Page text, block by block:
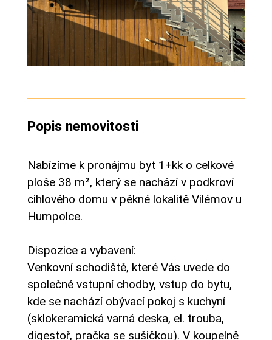
Popis nemovitosti
Nabízíme k pronájmu byt 1+kk o celkové
ploše 38 m², který se nachází v podkroví
cihlového domu v pěkné lokalitě Vilémov u
Humpolce.
Dispozice a vybavení:
Venkovní schodiště, které Vás uvede do
společné vstupní chodby, vstup do bytu,
kde se nachází obývací pokoj s kuchyní
(sklokeramická varná deska, el. trouba,
digestoř, pračka se sušičkou). V koupelně